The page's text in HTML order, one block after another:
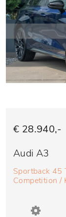
€ 28.940,-
Audi A3
Sportback 45
Competition /